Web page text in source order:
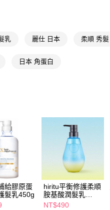
乳 麗仕 日本 柔順 秀髮
日本 角蛋白
給膠原蛋
髮乳450g
hiritu平衡修護柔順
胺基酸潤髮乳
410ml
NT$490